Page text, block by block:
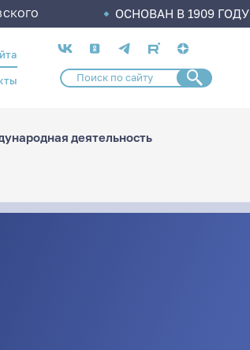
ОСНОВАН В 1909 ГОДУ
Социальные
сети
деятельность